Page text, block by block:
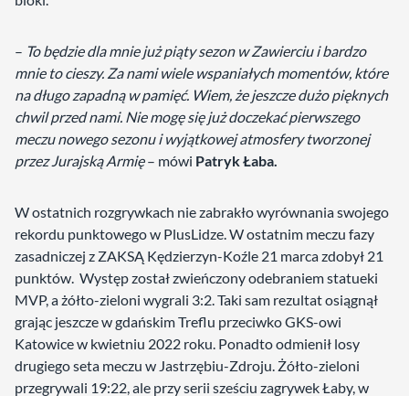
– To będzie dla mnie już piąty sezon w Zawierciu i bardzo
mnie to cieszy. Za nami wiele wspaniałych momentów, które
na długo zapadną w pamięć. Wiem, że jeszcze dużo pięknych
chwil przed nami. Nie mogę się już doczekać pierwszego
meczu nowego sezonu i wyjątkowej atmosfery tworzonej
przez Jurajską Armię– mówi Patryk Łaba.
W ostatnich rozgrywkach nie zabrakło wyrównania swojego
rekordu punktowego w PlusLidze. W ostatnim meczu fazy
zasadniczej z ZAKSĄ Kędzierzyn-Koźle 21 marca zdobył 21
punktów. Występ został zwieńczony odebraniem statueki
MVP, a żółto-zieloni wygrali 3:2. Taki sam rezultat osiągnął
grając jeszcze w gdańskim Treflu przeciwko GKS-owi
Katowice w kwietniu 2022 roku. Ponadto odmienił losy
drugiego seta meczu w Jastrzębiu-Zdroju. Żółto-zieloni
przegrywali 19:22, ale przy serii sześciu zagrywek Łaby, w